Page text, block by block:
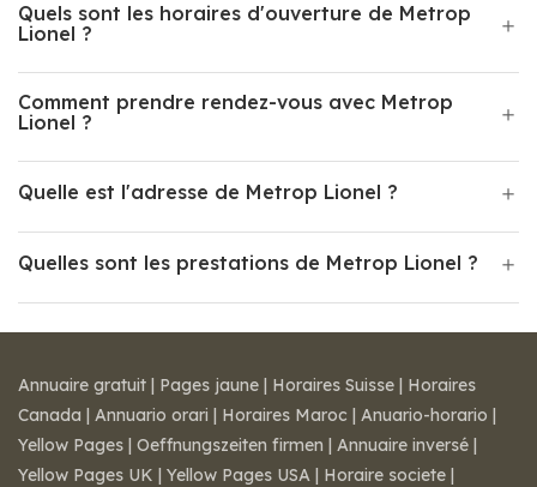
Quels sont les horaires d'ouverture de Metrop
Lionel ?
Comment prendre rendez-vous avec Metrop
Lionel ?
Quelle est l'adresse de Metrop Lionel ?
Quelles sont les prestations de Metrop Lionel ?
Annuaire gratuit | Pages jaune | Horaires Suisse | Horaires
Canada | Annuario orari | Horaires Maroc | Anuario-horario |
Yellow Pages | Oeffnungszeiten firmen | Annuaire inversé |
Yellow Pages UK | Yellow Pages USA | Horaire societe |